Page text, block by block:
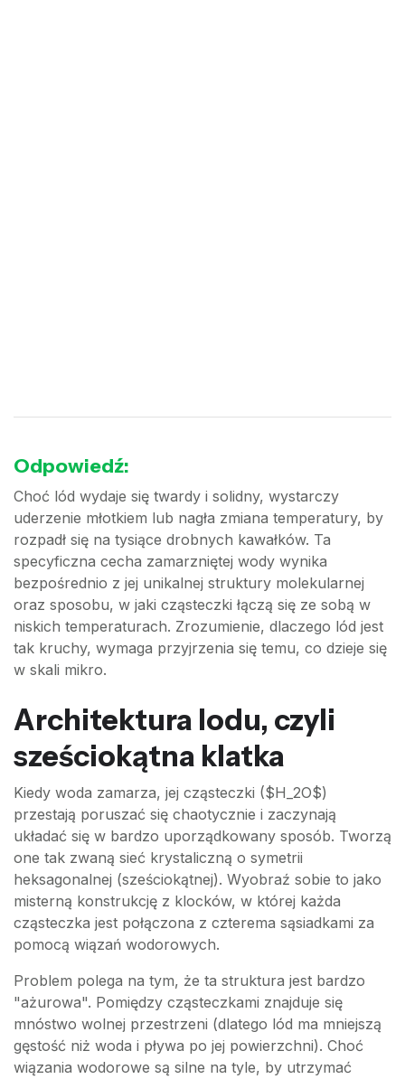
Odpowiedź:
Choć lód wydaje się twardy i solidny, wystarczy
uderzenie młotkiem lub nagła zmiana temperatury, by
rozpadł się na tysiące drobnych kawałków. Ta
specyficzna cecha zamarzniętej wody wynika
bezpośrednio z jej unikalnej struktury molekularnej
oraz sposobu, w jaki cząsteczki łączą się ze sobą w
niskich temperaturach. Zrozumienie, dlaczego lód jest
tak kruchy, wymaga przyjrzenia się temu, co dzieje się
w skali mikro.
Architektura lodu, czyli
sześciokątna klatka
Kiedy woda zamarza, jej cząsteczki ($H_2O$)
przestają poruszać się chaotycznie i zaczynają
układać się w bardzo uporządkowany sposób. Tworzą
one tak zwaną sieć krystaliczną o symetrii
heksagonalnej (sześciokątnej). Wyobraź sobie to jako
misterną konstrukcję z klocków, w której każda
cząsteczka jest połączona z czterema sąsiadkami za
pomocą wiązań wodorowych.
Problem polega na tym, że ta struktura jest bardzo
"ażurowa". Pomiędzy cząsteczkami znajduje się
mnóstwo wolnej przestrzeni (dlatego lód ma mniejszą
gęstość niż woda i pływa po jej powierzchni). Choć
wiązania wodorowe są silne na tyle, by utrzymać